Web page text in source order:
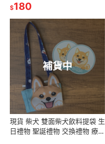
$180
補貨中
現貨 柴犬 雙面柴犬飲料提袋 生
日禮物 聖誕禮物 交換禮物 療癒